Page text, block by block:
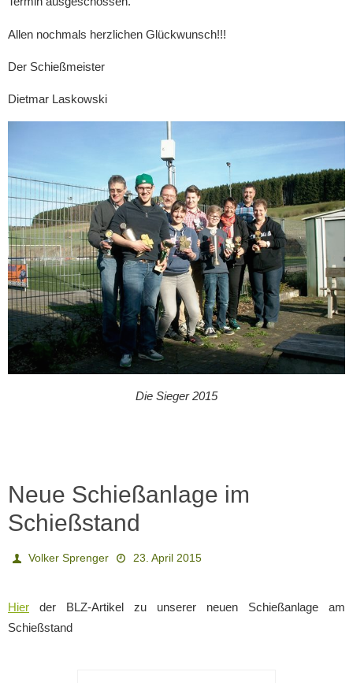
Allen nochmals herzlichen Glückwunsch!!!
Der Schießmeister
Dietmar Laskowski
Die Sieger 2015
Neue Schießanlage im
Schießstand
Volker Sprenger 23. April 2015
Hier der BLZ-Artikel zu unserer neuen Schießanlage am
Schießstand